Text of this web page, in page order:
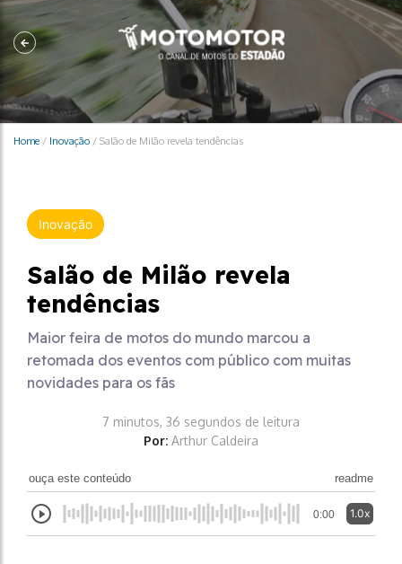
Home / Inovação / Salão de Milão revela tendências
Inovação
Salão de Milão revela
tendências
Maior feira de motos do mundo marcou a
retomada dos eventos com público com muitas
novidades para os fãs
7 minutos, 36 segundos de leitura
Por: Arthur Caldeira
ouça este conteúdo readme
0:00 1.0x